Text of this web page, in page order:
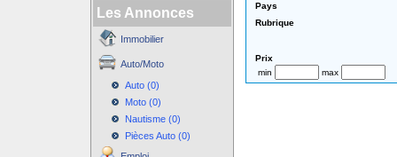
Les Annonces
Immobilier
Auto/Moto
Auto (0)
Moto (0)
Nautisme (0)
Pièces Auto (0)
Pays
Rubrique
Prix
min
max